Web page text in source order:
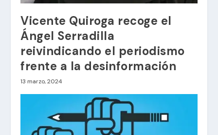
Vicente Quiroga recoge el
Ángel Serradilla
reivindicando el periodismo
frente a la desinformación
13 marzo, 2024